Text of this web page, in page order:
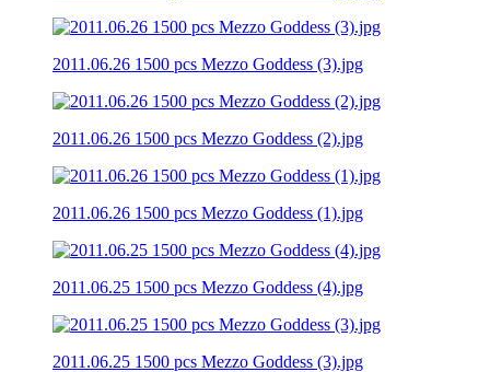
2011.06.26 1500 pcs Mezzo Goddess (3).jpg
2011.06.26 1500 pcs Mezzo Goddess (2).jpg
2011.06.26 1500 pcs Mezzo Goddess (1).jpg
2011.06.25 1500 pcs Mezzo Goddess (4).jpg
2011.06.25 1500 pcs Mezzo Goddess (3).jpg